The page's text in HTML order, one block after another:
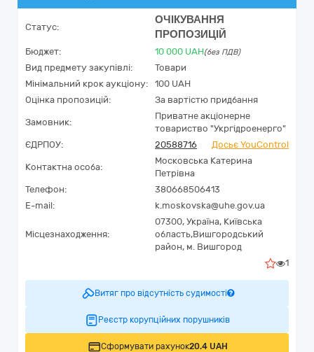
Статус:
ОЧІКУВАННЯ
ПРОПОЗИЦІЙ
Бюджет: 10 000 UAH(без ПДВ)
Вид предмету закупівлі:
Товари
Мінімальний крок аукціону:
100 UAH
Оцінка пропозицій:
За вартістю придбання
Замовник:
Приватне акціонерне
товариство "Укргідроенерго"
ЄДРПОУ:
20588716 Досьє YouControl
Контактна особа:
Московська Катерина
Петрівна
Телефон:
380668506413
E-mail:
k.moskovska@uhe.gov.ua
Місцезнаходження:
07300, Україна, Київська
область,Вишгородський
район, м. Вишгород
1
Витяг про відсутність судимості
Реєстр корупційних порушників
Сформувати рахунок20.4 UAH